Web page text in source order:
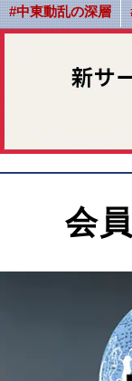
#中東動乱の深層
会